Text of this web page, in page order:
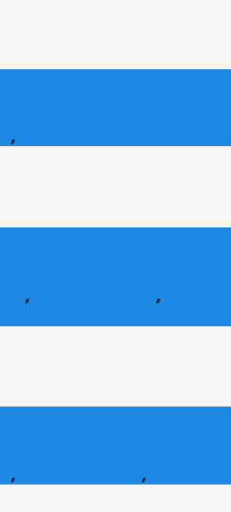
,
, ,
, ,